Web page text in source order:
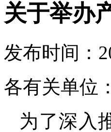
关于举办
发布时间：
各有关单位：
为了深入